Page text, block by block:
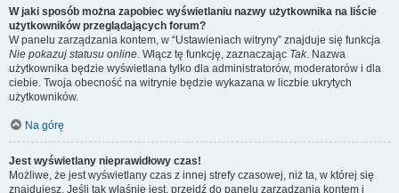
W jaki sposób można zapobiec wyświetlaniu nazwy użytkownika na liście
użytkowników przeglądających forum?
W panelu zarządzania kontem, w “Ustawieniach witryny” znajduje się funkcja
Nie pokazuj statusu online. Włącz tę funkcję, zaznaczając Tak. Nazwa
użytkownika będzie wyświetlana tylko dla administratorów, moderatorów i dla
ciebie. Twoja obecność na witrynie będzie wykazana w liczbie ukrytych
użytkowników.
Na górę
Jest wyświetlany nieprawidłowy czas!
Możliwe, że jest wyświetlany czas z innej strefy czasowej, niż ta, w której się
znajdujesz. Jeśli tak właśnie jest, przejdź do panelu zarządzania kontem i